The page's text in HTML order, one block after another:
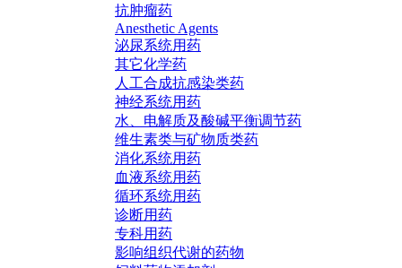
抗肿瘤药
Anesthetic Agents
泌尿系统用药
其它化学药
人工合成抗感染类药
神经系统用药
水、电解质及酸碱平衡调节药
维生素类与矿物质类药
消化系统用药
血液系统用药
循环系统用药
诊断用药
专科用药
影响组织代谢的药物